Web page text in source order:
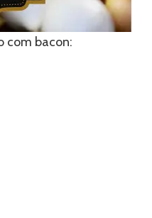
com bacon: